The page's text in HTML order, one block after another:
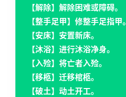
【解除】解除困难或障碍。
【整手足甲】修整手足指甲。
【安床】安置新床。
【沐浴】进行沐浴净身。
【入殓】将亡者入殓。
【移柩】迁移棺柩。
【破土】动土开工。